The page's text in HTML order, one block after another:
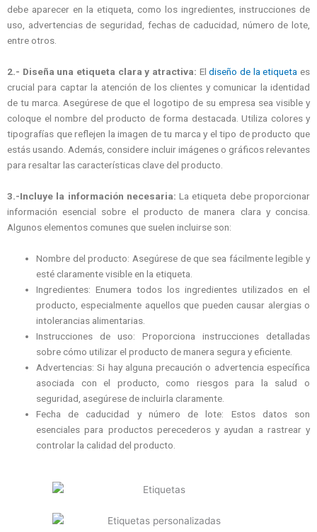
debe aparecer en la etiqueta, como los ingredientes, instrucciones de
uso, advertencias de seguridad, fechas de caducidad, número de lote,
entre otros.
2.- Diseña una etiqueta clara y atractiva: Eldiseño de la etiqueta es
crucial para captar la atención de los clientes y comunicar la identidad
de tu marca. Asegúrese de que el logotipo de su empresa sea visible y
coloque el nombre del producto de forma destacada. Utiliza colores y
tipografías que reflejen la imagen de tu marca y el tipo de producto que
estás usando. Además, considere incluir imágenes o gráficos relevantes
para resaltar las características clave del producto.
3.-Incluye la información necesaria: La etiqueta debe proporcionar
información esencial sobre el producto de manera clara y concisa.
Algunos elementos comunes que suelen incluirse son:
Nombre del producto: Asegúrese de que sea fácilmente legible y
esté claramente visible en la etiqueta.
Ingredientes: Enumera todos los ingredientes utilizados en el
producto, especialmente aquellos que pueden causar alergias o
intolerancias alimentarias.
Instrucciones de uso: Proporciona instrucciones detalladas
sobre cómo utilizar el producto de manera segura y eficiente.
Advertencias: Si hay alguna precaución o advertencia específica
asociada con el producto, como riesgos para la salud o
seguridad, asegúrese de incluirla claramente.
Fecha de caducidad y número de lote: Estos datos son
esenciales para productos perecederos y ayudan a rastrear y
controlar la calidad del producto.